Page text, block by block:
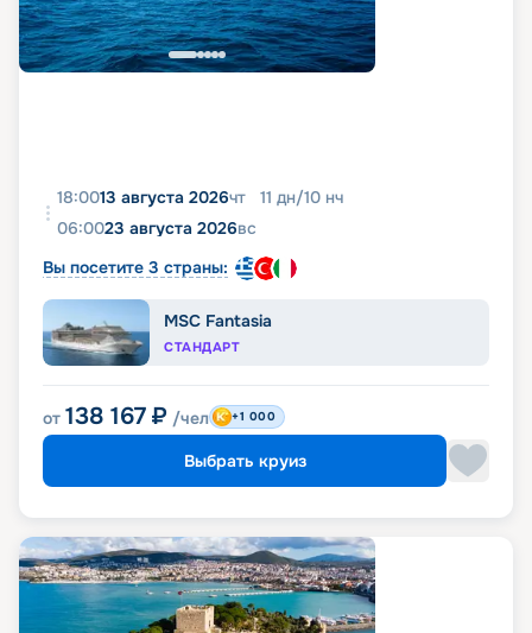
18:0013 августа 2026чт 11 дн/10 нч
06:0023 августа 2026вс
Вы посетите 3 страны:
MSC Fantasia
СТАНДАРТ
от 138 167 ₽ /чел +1 000
Выбрать круиз